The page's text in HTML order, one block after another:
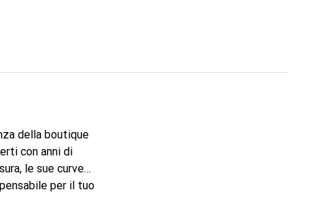
della boutique
con anni di
le sue curve
per il tuo